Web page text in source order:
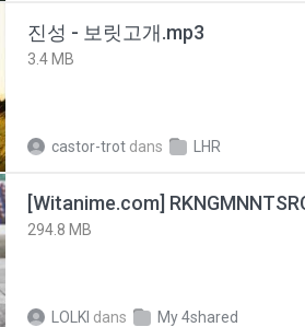
진성 - 보릿고개.mp3
3.4 MB
castor-trot dans LHR
294.8 MB
LOLKI dans My 4shared